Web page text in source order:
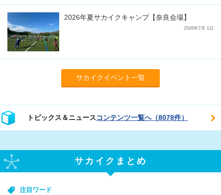
2026年夏サカイクキャンプ【奈良会場】
2026年7月 1日
サカイクイベント一覧
トピックス＆ニュースコンテンツ一覧へ（8078件）
サカイクまとめ
注目ワード